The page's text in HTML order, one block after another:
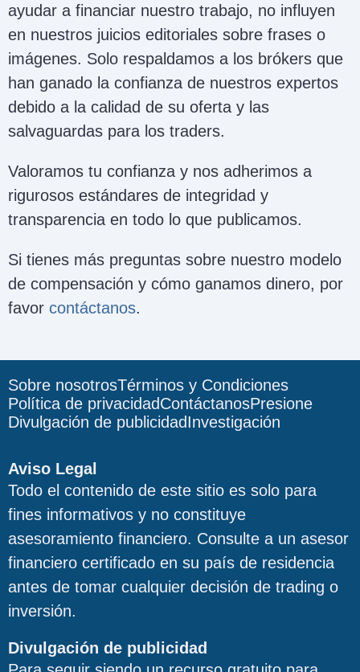
ayudar a financiar nuestro trabajo, no influyen
en nuestros juicios editoriales sobre frases o
imágenes. Solo respaldamos a los brókers que
han ganado la confianza de nuestros expertos
debido a la calidad de su oferta y las
salvaguardas para los traders.
Valoramos tu confianza y nos adherimos a
rigurosos estándares de integridad y
transparencia en todo lo que publicamos.
Si tienes más preguntas sobre nuestro modelo
de compensación y cómo ganamos dinero, por
favor contáctanos.
Sobre nosotrosTérminos y Condiciones
Política de privacidadContáctanosPresione
Divulgación de publicidadInvestigación
Aviso Legal
Todo el contenido de este sitio es solo para
fines informativos y no constituye
asesoramiento financiero. Consulte a un asesor
financiero certificado en su país de residencia
antes de tomar cualquier decisión de trading o
inversión.
Divulgación de publicidad